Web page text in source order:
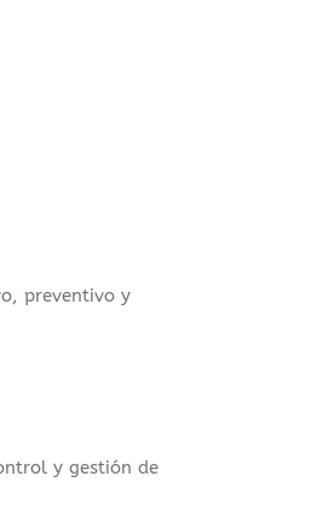
preventivo y
y gestión de